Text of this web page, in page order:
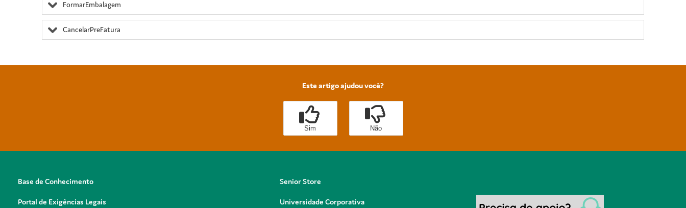
FormarEmbalagem
CancelarPreFatura
Este artigo ajudou você?
Sim Não
Base de Conhecimento
Portal de Exigências Legais
Senior Store
Universidade Corporativa